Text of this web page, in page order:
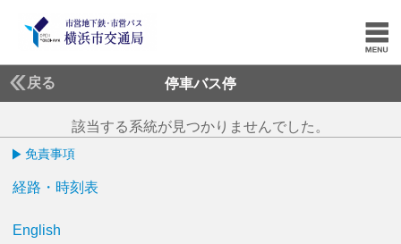
戻る 停車バス停
該当する系統が見つかりませんでした。
免責事項
経路・時刻表
English